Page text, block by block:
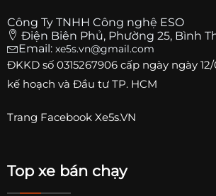
Công Ty TNHH Công nghệ ESO
Điện Biên Phủ, Phường 25, Bình
Email: xe5s.vn@gmail.com
ĐKKD số 0315267906 cấp ngày ngày
kế hoạch và Đầu tư TP. HCM
Trang Facebook Xe5s.VN
Top xe bán chạy